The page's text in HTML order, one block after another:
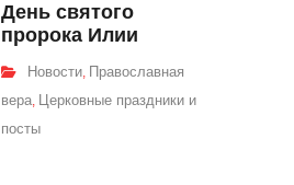
День святого
пророка Илии
Новости, Православная
вера, Церковные праздники и
посты